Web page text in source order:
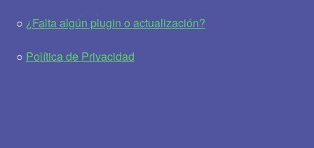
○ ¿Falta algún plugin o actualización?
○ Política de Privacidad